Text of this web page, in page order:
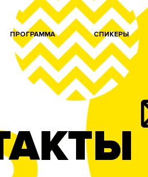
ПРОГРАММА СПИКЕРЫ